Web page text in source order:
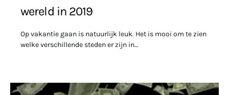
wereld in 2019
Op vakantie gaan is natuurlijk leuk. Het is mooi om te zien
welke verschillende steden er zijn in…